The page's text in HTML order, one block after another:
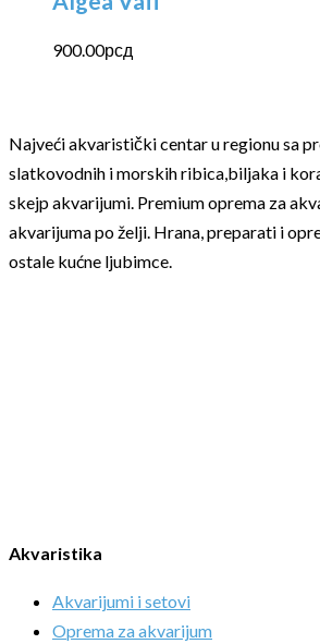
900.00рсд
Najveći akvaristički centar u regionu sa
slatkovodnih i morskih ribica,biljaka i
skejp akvarijumi. Premium oprema za
akvarijuma po želji. Hrana, preparati i
ostale kućne ljubimce.
Akvaristika
Akvarijumi i setovi
Oprema za akvarijum